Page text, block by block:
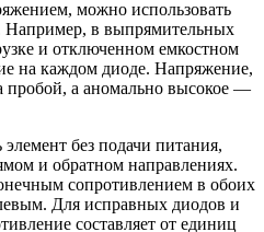
можно использовать
Например, в выпрямительных
и отключенном емкостном
на каждом диоде. Напряжение,
пробой, а аномально высокое —
без подачи питания,
и обратном направлениях.
сопротивлением в обоих
Для исправных диодов и
составляет от единиц